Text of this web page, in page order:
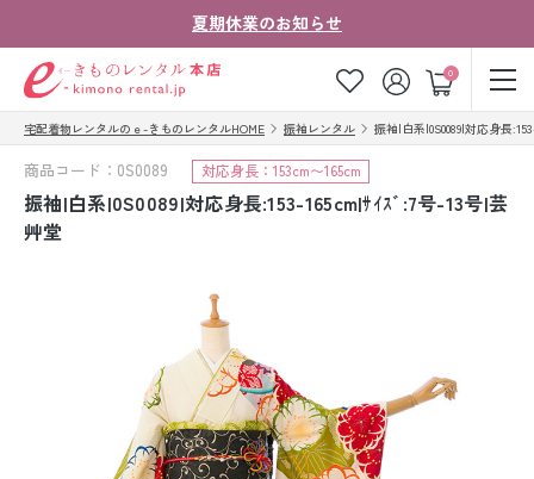
夏期休業のお知らせ
0
ゲスト
お気に入り ログイン カート
ご注文の流れ
会社案内
お客様はこちら
着物の種類から探す
宅配着物レンタルのｅ-きものレンタルHOME 振袖レンタル 振袖|白系|0S0089|対応身長
商品コード：0S0089 対応身長：153cm〜165cm
振袖|白系|0S0089|対応身長:153-165cm|ｻｲｽﾞ:7号-13号|芸
艸堂